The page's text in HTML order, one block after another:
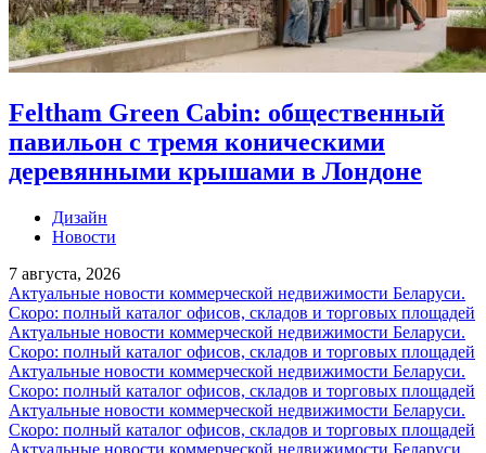
Feltham Green Cabin: общественный
павильон с тремя коническими
деревянными крышами в Лондоне
Дизайн
Новости
7 августа, 2026
Актуальные новости коммерческой недвижимости Беларуси.
Скоро: полный каталог офисов, складов и торговых площадей
Актуальные новости коммерческой недвижимости Беларуси.
Скоро: полный каталог офисов, складов и торговых площадей
Актуальные новости коммерческой недвижимости Беларуси.
Скоро: полный каталог офисов, складов и торговых площадей
Актуальные новости коммерческой недвижимости Беларуси.
Скоро: полный каталог офисов, складов и торговых площадей
Актуальные новости коммерческой недвижимости Беларуси.